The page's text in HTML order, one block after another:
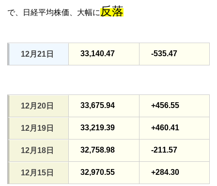
で、日経平均株価、大幅に反落
12月21日 33,140.47 -535.47
12月20日 33,675.94 +456.55
12月19日 33,219.39 +460.41
12月18日 32,758.98 -211.57
12月15日 32,970.55 +284.30